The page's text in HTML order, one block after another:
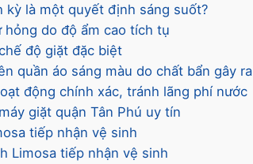
kỳ là một quyết định sáng suốt?
hỏng do độ ẩm cao tích tụ
độ giặt đặc biệt
quần áo sáng màu do chất bẩn gây ra
động chính xác, tránh lãng phí nước
giặt quận Tân Phú uy tín
tiếp nhận vệ sinh
Limosa tiếp nhận vệ sinh